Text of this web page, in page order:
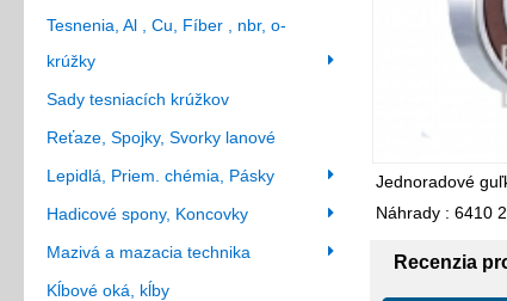
Tesnenia, Al , Cu, Fíber , nbr, o-
krúžky
Sady tesniacích krúžkov
Reťaze, Spojky, Svorky lanové
Lepidlá, Priem. chémia, Pásky
Hadicové spony, Koncovky
Mazivá a mazacia technika
Kĺbové oká, kĺby
Jednoradové
Náhrady : 6410
Recenzia